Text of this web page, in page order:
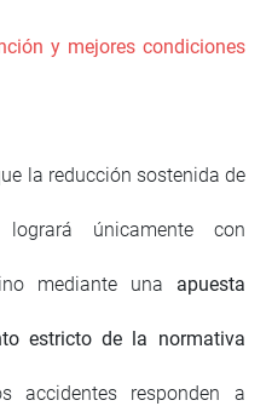
y mejores condiciones
la reducción sostenida de
únicamente con
mediante una apuesta
estricto de la normativa
accidentes responden a